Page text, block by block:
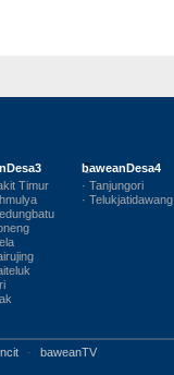
Timur
baweanDesa4
· Tanjungori
· Telukjatidawang
· baweanTV